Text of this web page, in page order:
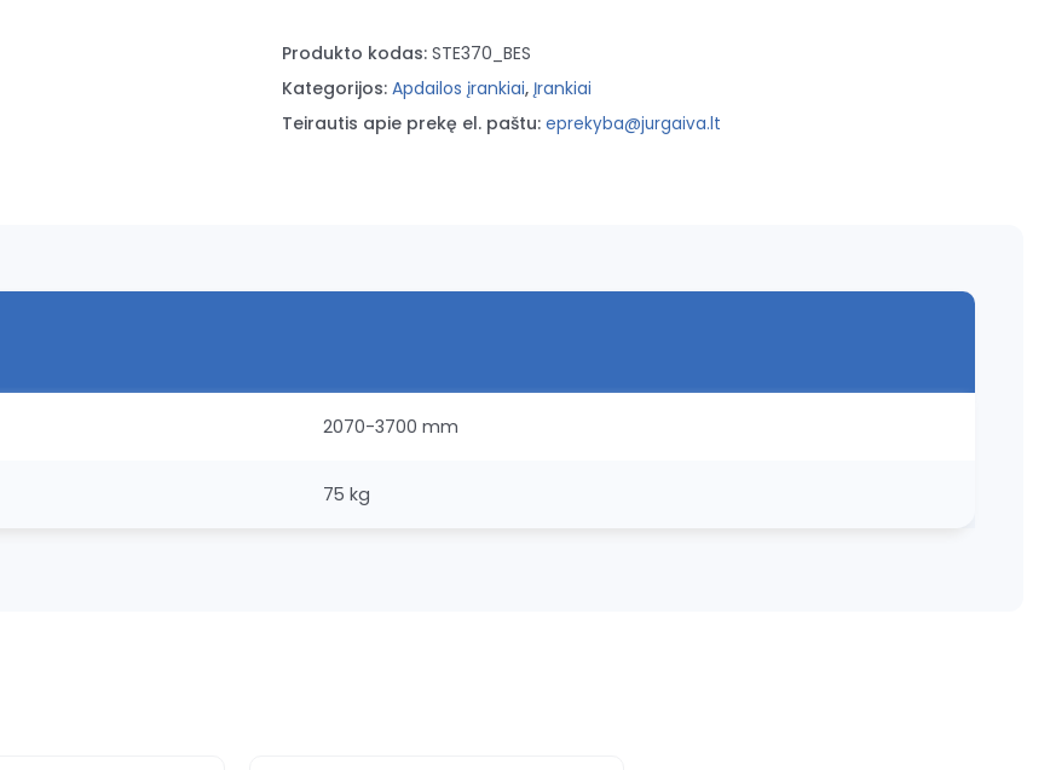
Produkto kodas: STE370_BES
Kategorijos: Apdailos įrankiai, Įrankiai
Teirautis apie prekę el. paštu: eprekyba@jurgaiva.lt
2070-3700 mm
75 kg